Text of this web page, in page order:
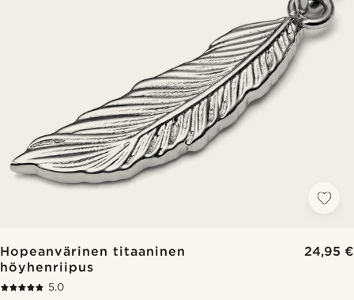
Hopeanvärinen titaaninen
höyhenriipus
24,95 €
5.0